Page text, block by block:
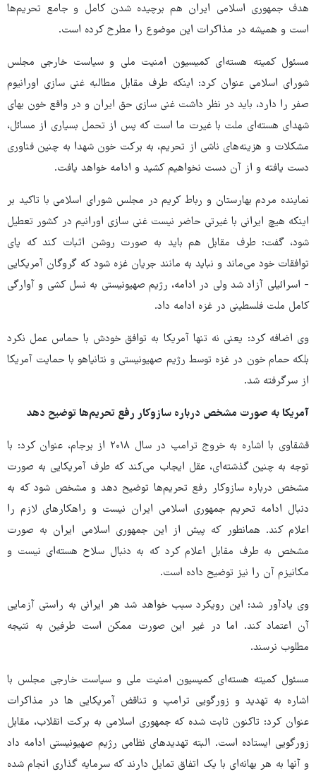
هدف جمهوری اسلامی ایران هم برچیده شدن کامل و جامع تحریم‌ها
است و همیشه در مذاکرات این موضوع را مطرح کرده است.
مسئول کمیته هسته‌ای کمیسیون امنیت ملی و سیاست خارجی مجلس
شورای اسلامی عنوان کرد: اینکه طرف مقابل مطالبه غنی سازی اورانیوم
صفر را دارد، باید در نظر داشت غنی سازی حق ایران و در واقع خون بهای
شهدای هسته‌ای ملت با غیرت ما است که پس از تحمل بسیاری از مسائل،
مشکلات و هزینه‌های ناشی از تحریم، به برکت خون شهدا به چنین فناوری
دست یافته و از آن دست نخواهیم کشید و ادامه خواهد یافت.
نماینده مردم بهارستان و رباط کریم در مجلس شورای اسلامی با تاکید بر
اینکه هیچ ایرانی با غیرتی حاضر نیست غنی سازی اورانیم در کشور تعطیل
شود، گفت: طرف مقابل هم باید به صورت روشن اثبات کند که پای
توافقات خود می‌ماند و نباید به مانند جریان غزه شود که گروگان آمریکایی
- اسرائیلی آزاد شد ولی در ادامه، رژیم صهیونیستی به نسل کشی و آوارگی
کامل ملت فلسطینی در غزه ادامه داد.
وی اضافه کرد: یعنی نه تنها آمریکا به توافق خودش با حماس عمل نکرد
بلکه حمام خون در غزه توسط رژیم صهیونیستی و نتانیاهو با حمایت آمریکا
از سرگرفته شد.
آمریکا به صورت مشخص درباره سازوکار رفع تحریم‌ها توضیح دهد
قشقاوی با اشاره به خروج ترامپ در سال ۲۰۱۸ از برجام، عنوان کرد: با
توجه به چنین گذشته‌ای، عقل ایجاب می‌کند که طرف آمریکایی به صورت
مشخص درباره سازوکار رفع تحریم‌ها توضیح دهد و مشخص شود که به
دنبال ادامه تحریم جمهوری اسلامی ایران نیست و راهکارهای لازم را
اعلام کند. همانطور که پیش از این جمهوری اسلامی ایران به صورت
مشخص به طرف مقابل اعلام کرد که به دنبال سلاح هسته‌ای نیست و
مکانیزم آن را نیز توضیح داده است.
وی یادآور شد: این رویکرد سبب خواهد شد هر ایرانی به راستی آزمایی
آن اعتماد کند. اما در غیر این صورت ممکن است طرفین به نتیجه
مطلوب نرسند.
مسئول کمیته هسته‌ای کمیسیون امنیت ملی و سیاست خارجی مجلس با
اشاره به تهدید و زورگویی ترامپ و تناقض آمریکایی ها در مذاکرات
عنوان کرد: تاکنون ثابت شده که جمهوری اسلامی به برکت انقلاب، مقابل
زورگویی ایستاده است. البته تهدیدهای نظامی رژیم صهیونیستی ادامه داد
و آنها به هر بهانه‌ای با یک اتفاق تمایل دارند که سرمایه گذاری انجام شده